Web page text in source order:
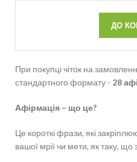
ДО
При покупці чіток на
стандартного формату - 28
Афірмація – що це?
Це короткі фрази, які
вашої мрії чи мети, як таку, що